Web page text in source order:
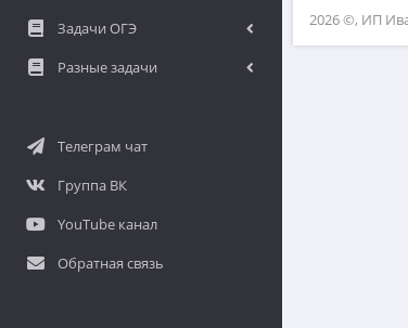
Задачи ОГЭ
Разные задачи
Телеграм чат
Группа ВК
YouTube канал
Обратная связь
2026 ©, ИП